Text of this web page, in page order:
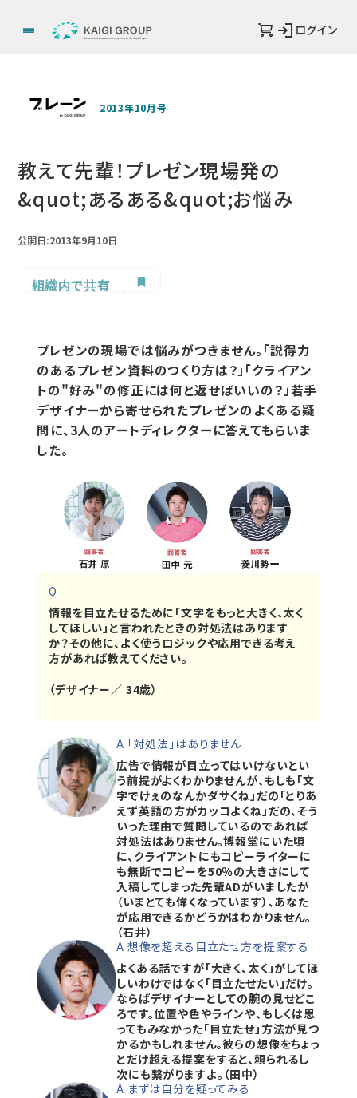
ログイン
2013年10月号
教えて先輩！プレゼン現場発の
&quot;あるある&quot;お悩み
公開日:2013年9月10日
組織内で共有
プレゼンの現場では悩みがつきません。「説得力
のあるプレゼン資料のつくり方は？」「クライアン
トの"好み"の修正には何と返せばいいの？」若手
デザイナーから寄せられたプレゼンのよくある疑
問に、3人のアートディレクターに答えてもらいま
した。
Q
情報を目立たせるために「文字をもっと大きく、太く
してほしい」と言われたときの対処法はあります
か？その他に、よく使うロジックや応用できる考え
方があれば教えてください。
（デザイナー／ 34歳）
A 「対処法」はありません
広告で情報が目立ってはいけないとい
う前提がよくわかりませんが、もしも「文
字でけぇのなんかダサくね」だの「とりあ
えず英語の方がカッコよくね」だの、そう
いった理由で質問しているのであれば
対処法はありません。博報堂にいた頃
に、クライアントにもコピーライターに
も無断でコピーを50％の大きさにして
入稿してしまった先輩ADがいましたが
（いまとても偉くなっています）、あなた
が応用できるかどうかはわかりません。
（石井）
A 想像を超える目立たせ方を提案する
よくある話ですが「大きく、太く」がしてほ
しいわけではなく「目立たせたい」だけ。
ならばデザイナーとしての腕の見せどこ
ろです。位置や色やラインや、もしくは思
ってもみなかった「目立たせ」方法が見つ
かるかもしれません。彼らの想像をちょっ
とだけ超える提案をすると、頼られるし
次にも繋がりますよ。（田中）
A まずは自分を疑ってみる